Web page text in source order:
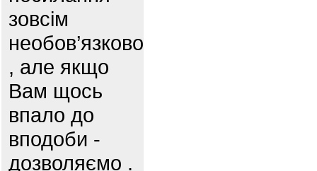
зовсім
необов’язково
, але якщо
Вам щось
впало до
вподоби -
дозволяємо .